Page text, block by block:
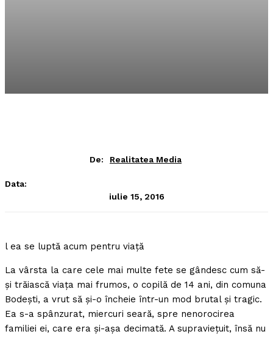
De: Realitatea Media
Data:
iulie 15, 2016
l ea se luptă acum pentru viaţă
La vârsta la care cele mai multe fete se gândesc cum să-
şi trăiască viaţa mai frumos, o copilă de 14 ani, din comuna
Bodeşti, a vrut să şi-o încheie într-un mod brutal şi tragic.
Ea s-a spânzurat, miercuri seară, spre nenorocirea
familiei ei, care era şi-aşa decimată. A supravieţuit, însă nu